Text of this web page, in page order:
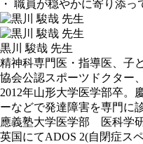
・ 職員が穏やかに寄り添っ
黒川 駿哉 先生
精神科専門医・指導医、子
協会公認スポーツドクター
2012年山形大学医学部卒。
ーなどで発達障害を専門に
應義塾大学医学部 医科学
英国にてADOS 2(自閉症ス